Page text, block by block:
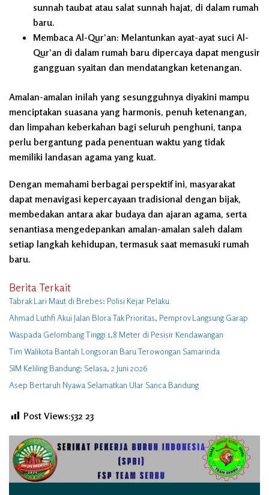
sunnah taubat atau salat sunnah hajat, di dalam rumah
baru.
Membaca Al-Qur’an: Melantunkan ayat-ayat suci Al-
Qur’an di dalam rumah baru dipercaya dapat mengusir
gangguan syaitan dan mendatangkan ketenangan.
Amalan-amalan inilah yang sesungguhnya diyakini mampu
menciptakan suasana yang harmonis, penuh ketenangan,
dan limpahan keberkahan bagi seluruh penghuni, tanpa
perlu bergantung pada penentuan waktu yang tidak
memiliki landasan agama yang kuat.
Dengan memahami berbagai perspektif ini, masyarakat
dapat menavigasi kepercayaan tradisional dengan bijak,
membedakan antara akar budaya dan ajaran agama, serta
senantiasa mengedepankan amalan-amalan saleh dalam
setiap langkah kehidupan, termasuk saat memasuki rumah
baru.
Berita Terkait
Tabrak Lari Maut di Brebes: Polisi Kejar Pelaku
Ahmad Luthfi Akui Jalan Blora Tak Prioritas, Pemprov Langsung Garap
Waspada Gelombang Tinggi 1,8 Meter di Pesisir Kendawangan
Tim Walikota Bantah Longsoran Baru Terowongan Samarinda
SIM Keliling Bandung: Selasa, 2 Juni 2026
Asep Bertaruh Nyawa Selamatkan Ular Sanca Bandung
Post Views:532 23